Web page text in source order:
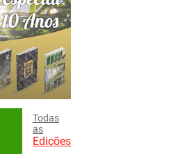
Todas
as
Edições